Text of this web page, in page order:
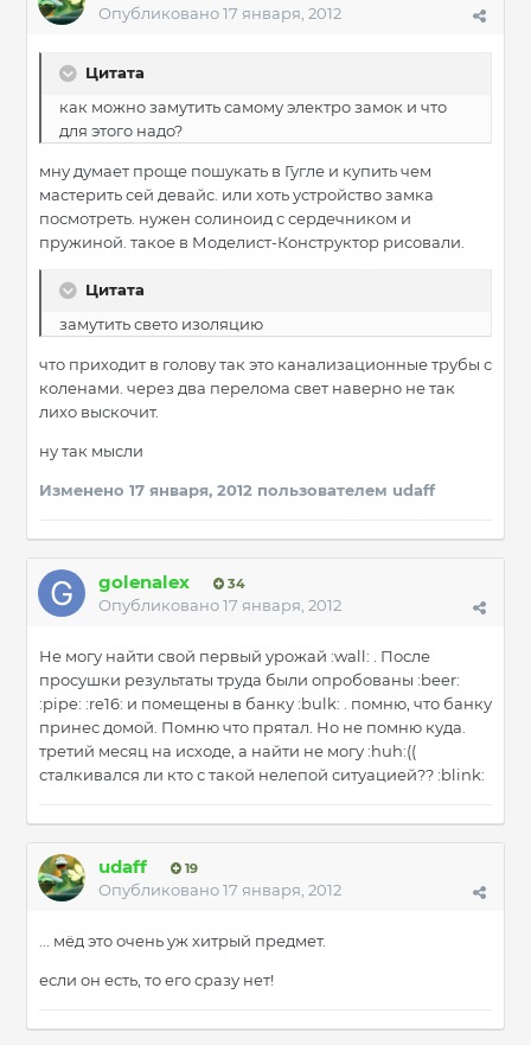
Опубликовано17 января, 2012
Цитата
как можно замутить самому электро замок и что
для этого надо?
мну думает проще пошукать в Гугле и купить чем
мастерить сей девайс. или хоть устройство замка
посмотреть. нужен солиноид с сердечником и
пружиной. такое в Моделист-Конструктор рисовали.
Цитата
замутить свето изоляцию
что приходит в голову так это канализационные трубы с
коленами. через два перелома свет наверно не так
лихо выскочит.
ну так мысли
Изменено 17 января, 2012 пользователем udaff
golenalex 34
Опубликовано17 января, 2012
Не могу найти свой первый урожай :wall: . После
просушки результаты труда были опробованы :beer:
:pipe: :re16: и помещены в банку :bulk: . помню, что банку
принес домой. Помню что прятал. Но не помню куда.
третий месяц на исходе, а найти не могу :huh:((
сталкивался ли кто с такой нелепой ситуацией?? :blink:
udaff 19
Опубликовано17 января, 2012
... мёд это очень уж хитрый предмет.
если он есть, то его сразу нет!